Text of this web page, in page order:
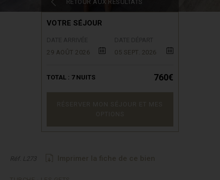
RETOUR AUX RÉSULTATS
VOTRE SÉJOUR
29 AOÛT 2026
05 SEPT. 2026
TOTAL : 7NUITS 760€
Réf. L273